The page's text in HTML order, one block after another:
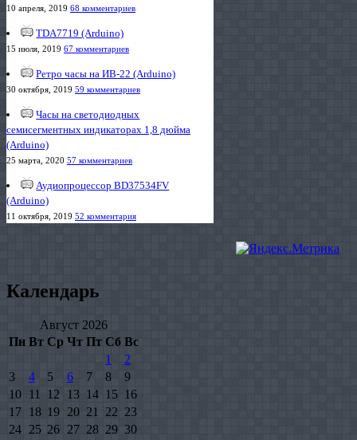
10 апреля, 2019 68 комментариев
TDA7719 (Arduino)
15 июля, 2019 67 комментариев
Ретро часы на ИВ-22 (Arduino)
30 октября, 2019 59 комментариев
Часы на светодиодных
семисегментных индикаторах 1,8 дюйма
(Arduino)
25 марта, 2020 57 комментариев
Аудиопроцессор BD37534FV
(Arduino)
11 октября, 2019 52 комментария
Календарь
Август 2026
Пн Вт Ср Чт Пт Сб Вс
1
2
3
4 5 6 7 8
9
10 11 12 13 14 15 16
17 18 19 20 21 22 23
24 25 26 27 28 29 30